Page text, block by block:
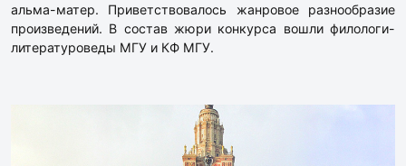
альма-матер. Приветствовалось жанровое разнообразие
произведений. В состав жюри конкурса вошли филологи-
литературоведы МГУ и КФ МГУ.